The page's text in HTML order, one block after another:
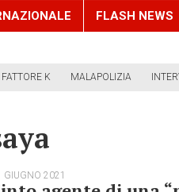
FLASH NEWS
FATTORE K MALAPOLIZIA
GIUGNO 2021